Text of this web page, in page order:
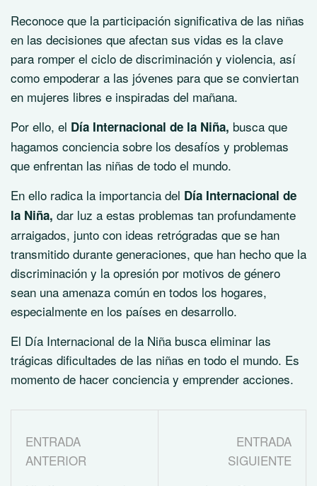
Reconoce que la participación significativa de las niñas
en las decisiones que afectan sus vidas es la clave
para romper el ciclo de discriminación y violencia, así
como empoderar a las jóvenes para que se conviertan
en mujeres libres e inspiradas del mañana.
Por ello, el Día Internacional de la Niña, busca que
hagamos conciencia sobre los desafíos y problemas
que enfrentan las niñas de todo el mundo.
En ello radica la importancia del Día Internacional de
la Niña, dar luz a estas problemas tan profundamente
arraigados, junto con ideas retrógradas que se han
transmitido durante generaciones, que han hecho que la
discriminación y la opresión por motivos de género
sean una amenaza común en todos los hogares,
especialmente en los países en desarrollo.
El Día Internacional de la Niña busca eliminar las
trágicas dificultades de las niñas en todo el mundo. Es
momento de hacer conciencia y emprender acciones.
ENTRADA
ANTERIOR
ENTRADA
SIGUIENTE